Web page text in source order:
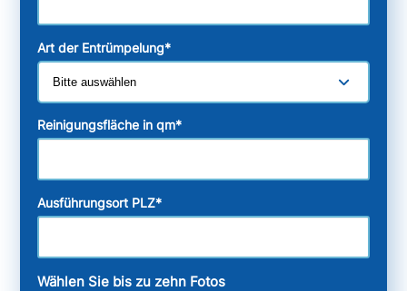
Art der Entrümpelung*
Reinigungsfläche in qm*
Ausführungsort PLZ*
Wählen Sie bis zu zehn Fotos